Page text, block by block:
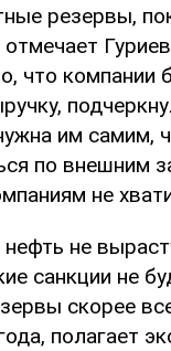
резервы,
отмечает
что компании
им самим,
по внешним
не
не
санкции не
скорее
полагает